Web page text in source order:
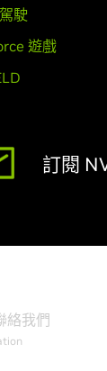
駛
遊戲
訂閱
絡我們